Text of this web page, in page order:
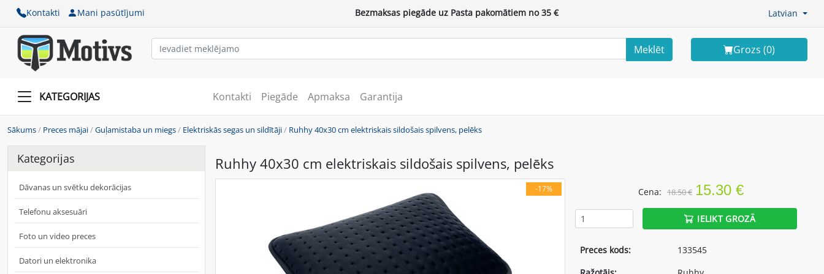
Kontakti Mani pasūtījumi Bezmaksas piegāde uz Pasta pakomātiem no 35 € Latvian
Meklēt Grozs (0)
KATEGORIJAS Kontakti Piegāde Apmaksa Garantija
Sākums/ Preces mājai/Guļamistaba un miegs/ Elektriskās segas un sildītāji/ Ruhhy 40x30 cm elektriskais sildošais spilvens, pelēks
Kategorijas
Dāvanas un svētku dekorācijas
Telefonu aksesuāri
Foto un video preces
Datori un elektronika
Ruhhy 40x30 cm elektriskais sildošais spilvens, pelēks
-17% Cena: 18.50 € 15.30 €
IELIKT GROZĀ
Preces kods:
133545